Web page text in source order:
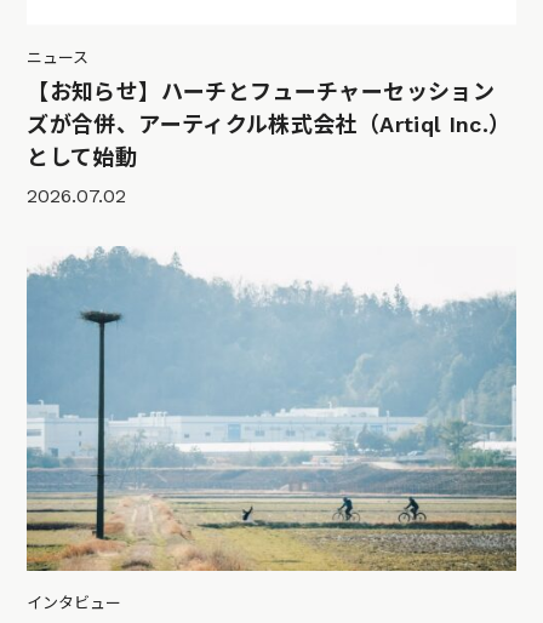
ニュース
【お知らせ】ハーチとフューチャーセッション
ズが合併、アーティクル株式会社（Artiql Inc.）
として始動
2026.07.02
インタビュー